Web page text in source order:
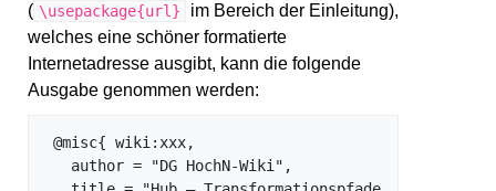
( \usepackage{url}
im Bereich der Einleitung),
welches eine schöner formatierte
Internetadresse ausgibt, kann die folgende
Ausgabe genommen werden: